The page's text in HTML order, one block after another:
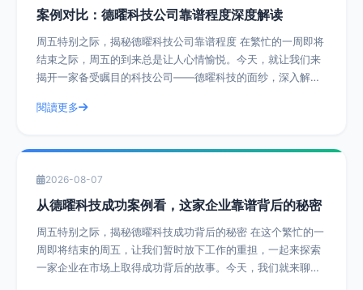
案例对比：德曜科技公司靠谱程度深度解读
周五特别之际，揭秘德曜科技公司靠谱程度 在繁忙的一周即将
结束之际，周五的到来总是让人心情愉悦。今天，就让我们来
揭开一家备受瞩目的科技公司——德曜科技的面纱，深入解读
閱讀更多
2026-08-07
从德曜科技成功案例看，这家企业靠谱背后的秘密
周五特别之际，揭秘德曜科技成功背后的秘密 在这个繁忙的一
周即将结束的周五，让我们暂时放下工作的重担，一起来探索
一家企业在市场上取得成功背后的故事。今天，我们就来聊聊